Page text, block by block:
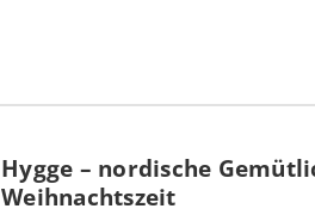
Hygge – nordische
Weihnachtszeit